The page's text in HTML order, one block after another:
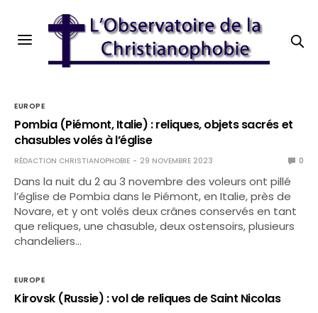
EUROPE
Pombia (Piémont, Italie) : reliques, objets sacrés et
chasubles volés à l’église
RÉDACTION CHRISTIANOPHOBIE 29 NOVEMBRE 2023 0
Dans la nuit du 2 au 3 novembre des voleurs ont pillé
l’église de Pombia dans le Piémont, en Italie, près de
Novare, et y ont volés deux crânes conservés en tant
que reliques, une chasuble, deux ostensoirs, plusieurs
chandeliers…
EUROPE
Kirovsk (Russie) : vol de reliques de Saint Nicolas